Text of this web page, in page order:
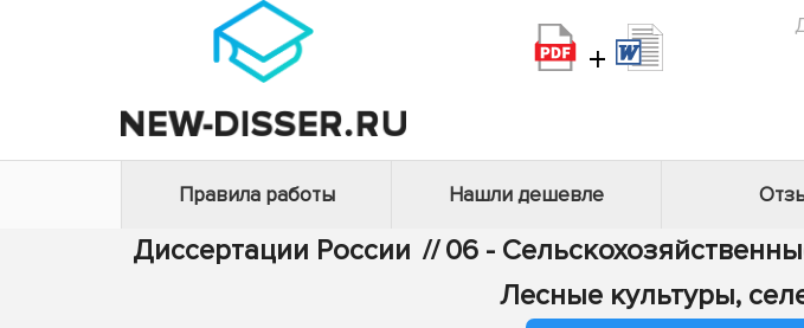
+
Правила работы Нашли дешевле
Диссертации России // 06 -
Лесные культуры,